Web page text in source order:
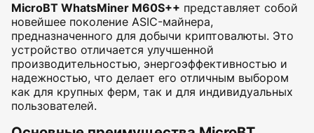
MicroBT WhatsMiner M60S++ представляет собой
новейшее поколение ASIC-майнера,
предназначенного для добычи криптовалюты. Это
устройство отличается улучшенной
производительностью, энергоэффективностью и
надежностью, что делает его отличным выбором
как для крупных ферм, так и для индивидуальных
пользователей.